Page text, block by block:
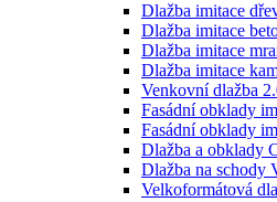
Dlažba imitace
Dlažba imitace
Dlažba imitace
Dlažba imitace
Venkovní dlažba
Fasádní obklady
Fasádní obklady
Dlažba a obklady
Dlažba na schody
Velkoformátová